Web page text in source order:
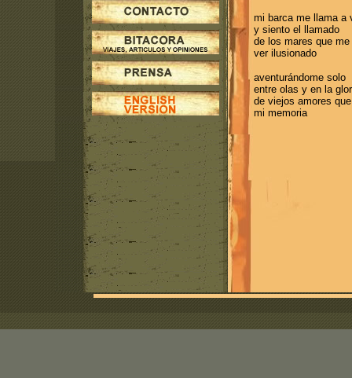
mi barca me llama a
y siento el llamado
de los mares que me
ver ilusionado
aventurándome solo
entre olas y en la
de viejos amores
mi memoria